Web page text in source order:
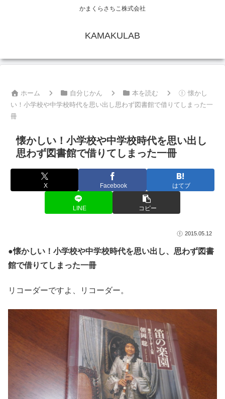
かまくらさちこ株式会社
KAMAKULAB
ホーム 自分じかん 本を読む
懐かし
い！小学校や中学校時代を思い出し思わず図書館で借りてしまった一
冊
懐かしい！小学校や中学校時代を思い出し
思わず図書館で借りてしまった一冊
X Facebook はてブ
LINE コピー
2015.05.12
●懐かしい！小学校や中学校時代を思い出し、思わず図書
館で借りてしまった一冊
リコーダーですよ、リコーダー。